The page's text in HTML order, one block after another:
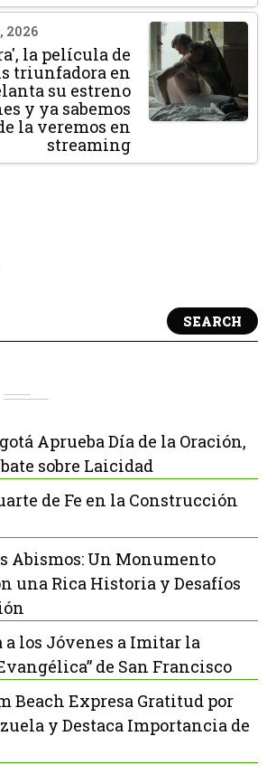
2026
la película de
triunfadora en
su estreno
y ya sabemos
la veremos en
streaming
SEARCH
Aprueba Día de la Oración,
sobre Laicidad
de Fe en la Construcción
Abismos: Un Monumento
una Rica Historia y Desafíos
los Jóvenes a Imitar la
de San Francisco
Beach Expresa Gratitud por
y Destaca Importancia de